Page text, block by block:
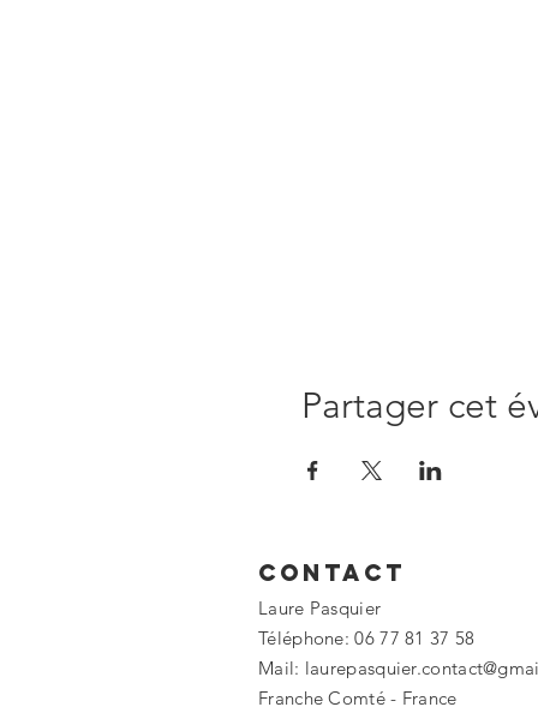
Partager cet
Contact
Laure Pasquier
Téléphone: 06 77 81 37 58
Mail:
Franche Comté - France